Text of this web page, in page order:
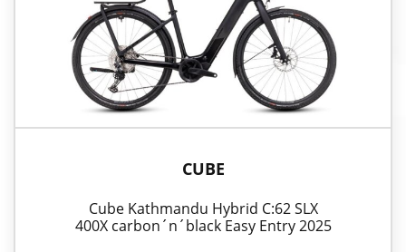
CUBE
Cube Kathmandu Hybrid C:62 SLX
400X carbon´n´black Easy Entry 2025